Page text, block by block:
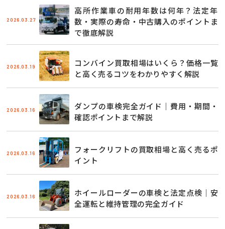
2026.03.27
高所作業車の耐用年数は何年？法定年
数・実際の寿命・中古購入のポイントま
で徹底解説
2026.03.19
コンバイン買取相場はいくら？価格一覧
と高く売るコツをわかりやすく解説
2026.03.16
ダンプの車検完全ガイド｜費用・期間・
確認ポイントまで解説
2026.03.16
フォークリフトの買取相場と高く売るポ
イント
2026.03.16
ホイールローダーの車検と法定点検｜安
全運転と維持管理の完全ガイド